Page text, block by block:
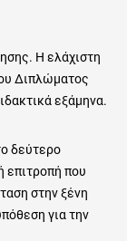
Η ελάχιστη
Διπλώματος
εξάμηνα.
δεύτερο
επιτροπή που
στην ξένη
για την